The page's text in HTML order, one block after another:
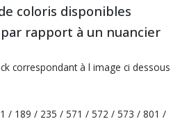
coloris disponibles
rapport à un nuancier
correspondant à l image ci dessous
/ 189 / 235 / 571 / 572 / 573 / 801 /